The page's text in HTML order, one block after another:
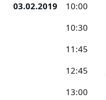
03.02.2019
10:00
10:30
11:45
12:45
13:00